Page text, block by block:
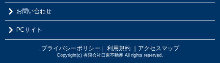
お問い合わせ
PCサイト
プライバシーポリシー 利用規約 ｜アクセスマップ
Copyright(c) 有限会社日東不動産 All rights reserved.